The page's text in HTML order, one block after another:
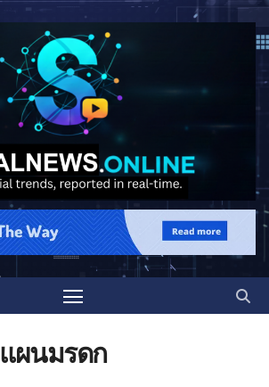
แผนมรดก